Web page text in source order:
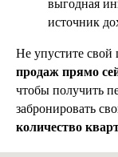
источник
Не упустите свой
продаж прямо
чтобы получить
забронировать
количество